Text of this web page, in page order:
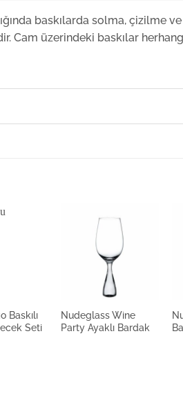
Paşabahçe Ayaklı
baskılarda solma, çizilme
Cam üzerindeki baskılar
Baskılı
Seti
Nudeglass Wine
Party Ayaklı Bardak